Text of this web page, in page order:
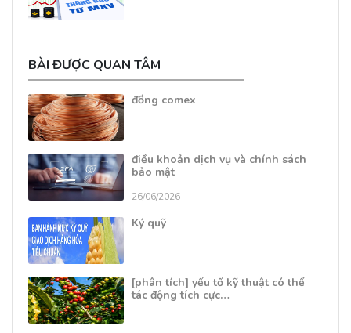
BÀI ĐƯỢC QUAN TÂM
đồng comex
điều khoản dịch vụ và chính sách
bảo mật
26/06/2026
Ký quỹ
[phân tích] yếu tố kỹ thuật có thể
tác động tích cực…